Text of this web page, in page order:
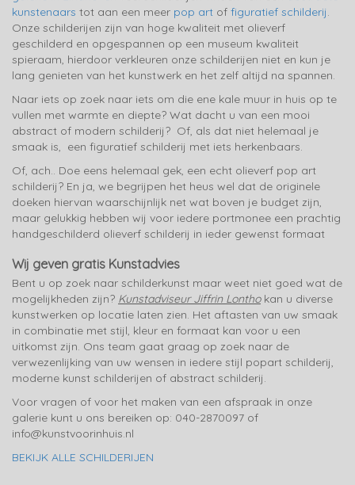
kunstenaars tot aan een meer pop art of figuratief schilderij.
Onze schilderijen zijn van hoge kwaliteit met olieverf
geschilderd en opgespannen op een museum kwaliteit
spieraam, hierdoor verkleuren onze schilderijen niet en kun je
lang genieten van het kunstwerk en het zelf altijd na spannen.
Naar iets op zoek naar iets om die ene kale muur in huis op te
vullen met warmte en diepte? Wat dacht u van een mooi
abstract of modern schilderij? Of, als dat niet helemaal je
smaak is, een figuratief schilderij met iets herkenbaars.
Of, ach.. Doe eens helemaal gek, een echt olieverf pop art
schilderij? En ja, we begrijpen het heus wel dat de originele
doeken hiervan waarschijnlijk net wat boven je budget zijn,
maar gelukkig hebben wij voor iedere portmonee een prachtig
handgeschilderd olieverf schilderij in ieder gewenst formaat
Wij geven gratis Kunstadvies
Bent u op zoek naar schilderkunst maar weet niet goed wat de
mogelijkheden zijn? Kunstadviseur Jiffrin Lonthokan u diverse
kunstwerken op locatie laten zien. Het aftasten van uw smaak
in combinatie met stijl, kleur en formaat kan voor u een
uitkomst zijn. Ons team gaat graag op zoek naar de
verwezenlijking van uw wensen in iedere stijl popart schilderij,
moderne kunst schilderijen of abstract schilderij.
Voor vragen of voor het maken van een afspraak in onze
galerie kunt u ons bereiken op: 040-2870097 of
info@kunstvoorinhuis.nl
BEKIJK ALLE SCHILDERIJEN